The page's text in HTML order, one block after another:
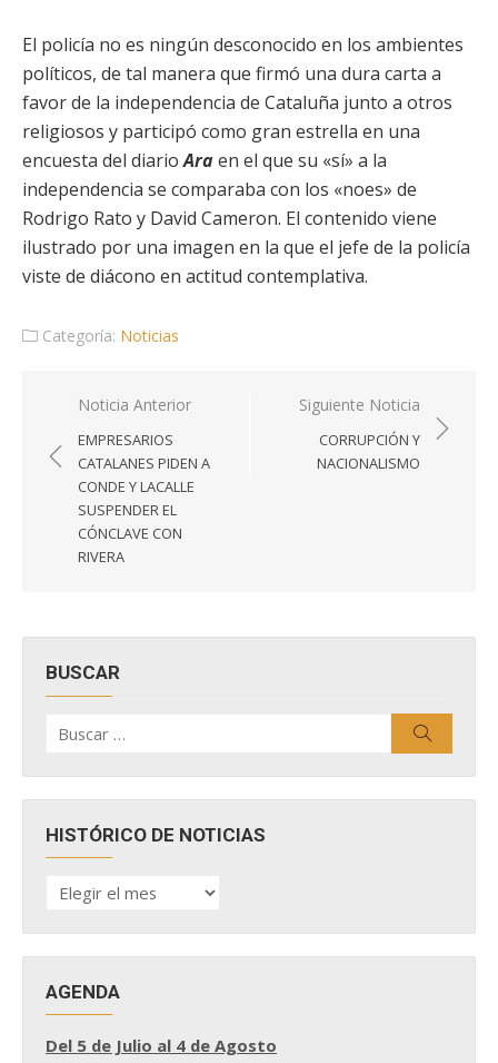
El policía no es ningún desconocido en los ambientes
políticos, de tal manera que firmó una dura carta a
favor de la independencia de Cataluña junto a otros
religiosos y participó como gran estrella en una
encuesta del diarioAraen el que su «sí» a la
independencia se comparaba con los «noes» de
Rodrigo Rato y David Cameron. El contenido viene
ilustrado por una imagen en la que el jefe de la policía
viste de diácono en actitud contemplativa.
Categoría: Noticias
Navegación
entradas
Noticia Anterior
EMPRESARIOS
CATALANES PIDEN A
CONDE Y LACALLE
SUSPENDER EL
CÓNCLAVE CON
RIVERA
Siguiente Noticia
CORRUPCIÓN Y
NACIONALISMO
BUSCAR
por:
HISTÓRICO DE NOTICIAS
HISTÓRICO
DE
AGENDA
Del 5 de Julio al 4 de Agosto